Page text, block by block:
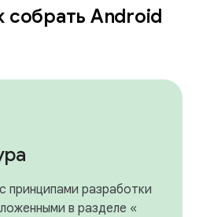
собрать Android
принципами разработки
в разделе «